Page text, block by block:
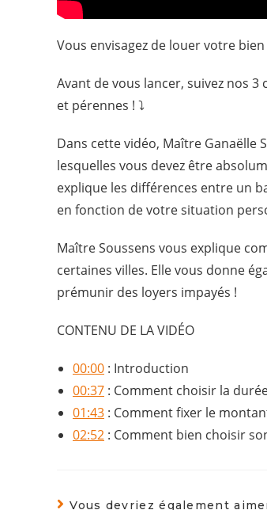
Vous envisagez de louer votre
Avant de vous lancer, suivez nos
et pérennes ! ⤵️
Dans cette vidéo, Maître
lesquelles vous devez être
explique les différences entre un
en fonction de votre situation
Maître Soussens vous explique
certaines villes. Elle vous donne
prémunir des loyers impayés !
CONTENU DE LA VIDÉO
00:00 : Introduction
00:37 : Comment choisir la
01:43 : Comment fixer le
02:52 : Comment bien choisir
Vous devriez également